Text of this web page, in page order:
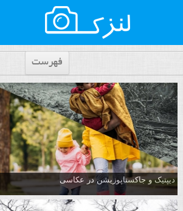
فهرست
دیپتیک و جاکستا‌پوزیشن در عکاسی